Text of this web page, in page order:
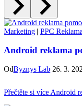
Marketing | PPC Reklama
Android reklama
OdByznys Lab 26. 3.
Přečtěte si více Android